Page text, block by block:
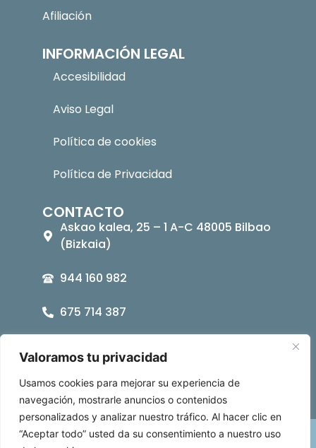
Valoramos tu privacidad
Usamos cookies para mejorar su experiencia de
navegación, mostrarle anuncios o contenidos
personalizados y analizar nuestro tráfico. Al hacer clic en
“Aceptar todo” usted da su consentimiento a nuestro uso
Afiliación
INFORMACIÓN LEGAL
Accesibilidad
Aviso Legal
Política de cookies
Política de Privacidad
CONTACTO
Askao kalea, 25 – 1 A-C 48005 Bilbao
(Bizkaia)
944 160 982
675 714 387
BIPE Bizkaia © 2026